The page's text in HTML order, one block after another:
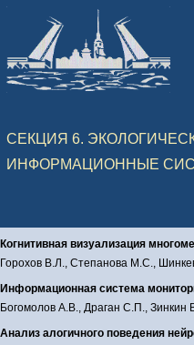
СЕКЦИЯ 6.
ИНФОРМАЦИОННЫЕ
Когнитивная визуализация
Горохов В.Л., Степанова М.С.,
Информационная система
Богомолов А.В., Драган С.П.,
Анализ алогичного поведения